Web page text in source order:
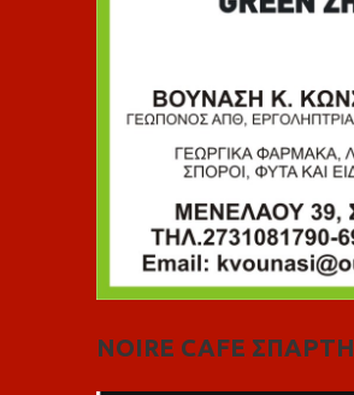
NOIRE CAFE ΣΠΑΡΤΗ